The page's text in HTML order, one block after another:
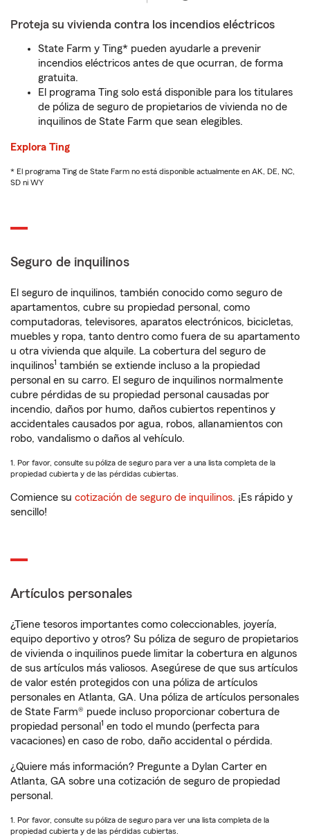
Proteja su vivienda contra los incendios eléctricos
State Farm y Ting* pueden ayudarle a prevenir
incendios eléctricos antes de que ocurran, de forma
gratuita.
El programa Ting solo está disponible para los titulares
de póliza de seguro de propietarios de vivienda no de
inquilinos de State Farm que sean elegibles.
Explora Ting
* El programa Ting de State Farm no está disponible actualmente en AK, DE, NC,
SD ni WY
Seguro de inquilinos
El seguro de inquilinos, también conocido como seguro de
apartamentos, cubre su propiedad personal, como
computadoras, televisores, aparatos electrónicos, bicicletas,
muebles y ropa, tanto dentro como fuera de su apartamento
u otra vivienda que alquile. La cobertura del seguro de
inquilinos1 también se extiende incluso a la propiedad
personal en su carro. El seguro de inquilinos normalmente
cubre pérdidas de su propiedad personal causadas por
incendio, daños por humo, daños cubiertos repentinos y
accidentales causados por agua, robos, allanamientos con
robo, vandalismo o daños al vehículo.
1. Por favor, consulte su póliza de seguro para ver a una lista completa de la
propiedad cubierta y de las pérdidas cubiertas.
Comience su cotización de seguro de inquilinos. ¡Es rápido y
sencillo!
Artículos personales
¿Tiene tesoros importantes como coleccionables, joyería,
equipo deportivo y otros? Su póliza de seguro de propietarios
de vivienda o inquilinos puede limitar la cobertura en algunos
de sus artículos más valiosos. Asegúrese de que sus artículos
de valor estén protegidos con una póliza de artículos
personales en Atlanta, GA. Una póliza de artículos personales
de State Farm® puede incluso proporcionar cobertura de
propiedad personal 1 en todo el mundo (perfecta para
vacaciones) en caso de robo, daño accidental o pérdida.
¿Quiere más información? Pregunte a Dylan Carter en
Atlanta, GA sobre una cotización de seguro de propiedad
personal.
1. Por favor, consulte su póliza de seguro para ver una lista completa de la
propiedad cubierta y de las pérdidas cubiertas.